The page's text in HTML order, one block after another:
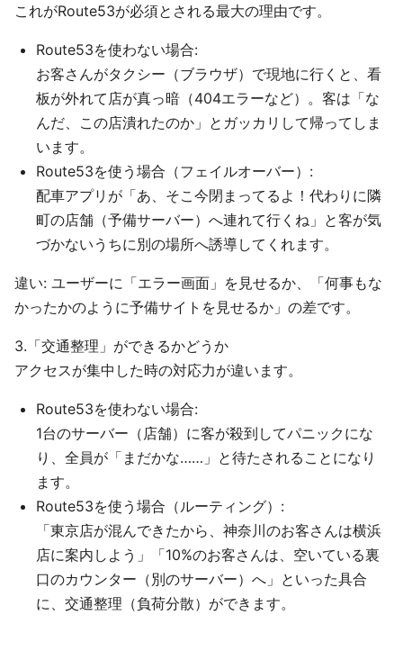
これがRoute53が必須とされる最大の理由です。
Route53を使わない場合:
お客さんがタクシー（ブラウザ）で現地に行くと、看
板が外れて店が真っ暗（404エラーなど）。客は「な
んだ、この店潰れたのか」とガッカリして帰ってしま
います。
Route53を使う場合（フェイルオーバー）:
配車アプリが「あ、そこ今閉まってるよ！代わりに隣
町の店舗（予備サーバー）へ連れて行くね」と客が気
づかないうちに別の場所へ誘導してくれます。
違い: ユーザーに「エラー画面」を見せるか、「何事もな
かったかのように予備サイトを見せるか」の差です。
3.「交通整理」ができるかどうか
アクセスが集中した時の対応力が違います。
Route53を使わない場合:
1台のサーバー（店舗）に客が殺到してパニックにな
り、全員が「まだかな……」と待たされることになり
ます。
Route53を使う場合（ルーティング）:
「東京店が混んできたから、神奈川のお客さんは横浜
店に案内しよう」「10%のお客さんは、空いている裏
口のカウンター（別のサーバー）へ」といった具合
に、交通整理（負荷分散）ができます。